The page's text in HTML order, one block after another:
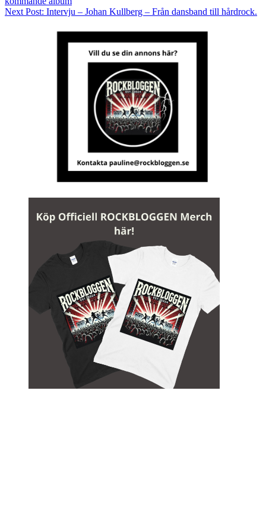
Next Post: Intervju – Johan Kullberg – Från dansband till hårdrock.